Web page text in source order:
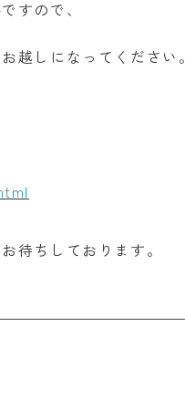
すので、
越しになってください。
待ちしております。